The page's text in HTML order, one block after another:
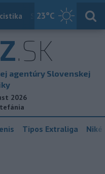
23°C
Slovensko
.SK
agentúry Slovenskej
2026
Tipos Extraliga